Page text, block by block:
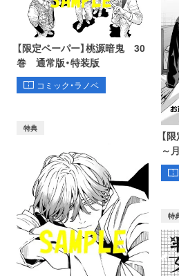
【限定ペーパー】桃源暗鬼 30
巻 通常版・特装版
コミック・ラノベ
【
～
特典
特